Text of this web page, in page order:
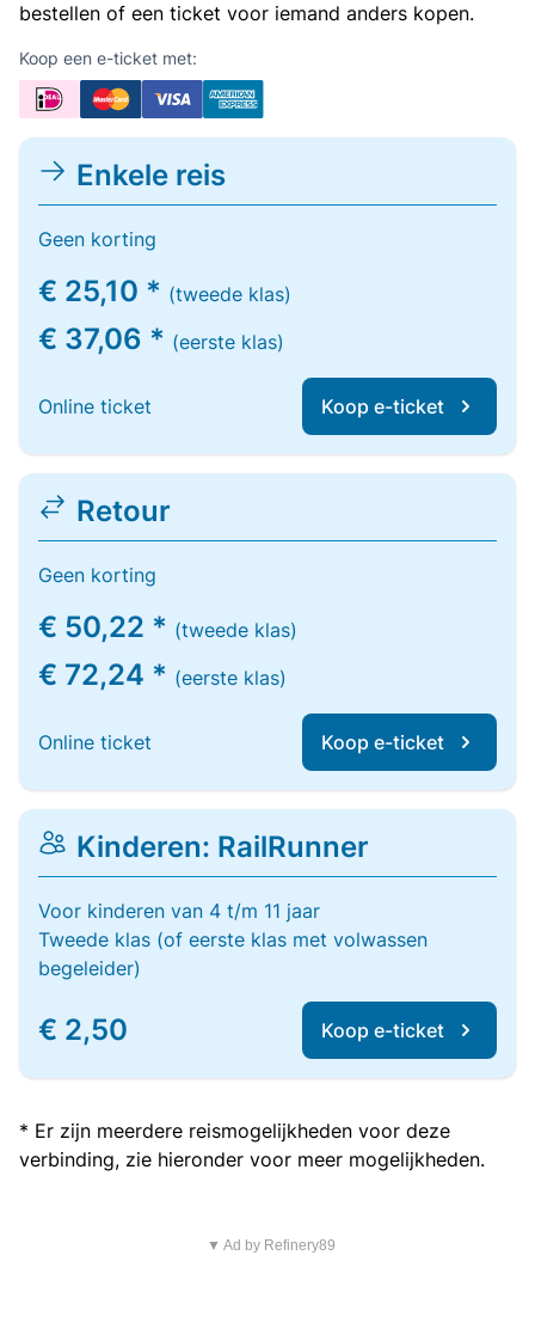
bestellen of een ticket voor iemand anders kopen.
Koop een e-ticket met:
Enkele reis
Geen korting
€ 25,10 * (tweede klas)
€ 37,06 * (eerste klas)
Online ticket Koop e-ticket
Retour
Geen korting
€ 50,22 * (tweede klas)
€ 72,24 * (eerste klas)
Online ticket Koop e-ticket
Kinderen: RailRunner
Voor kinderen van 4 t/m 11 jaar
Tweede klas (of eerste klas met volwassen
begeleider)
€ 2,50 Koop e-ticket
* Er zijn meerdere reismogelijkheden voor deze
verbinding, zie hieronder voor meer mogelijkheden.
▼ Ad by Refinery89